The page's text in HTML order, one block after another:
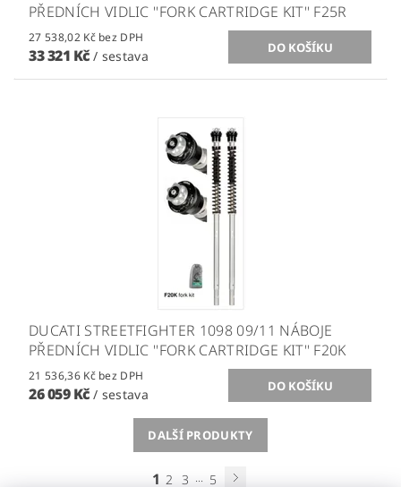
PŘEDNÍCH VIDLIC ''FORK CARTRIDGE KIT'' F25R
27 538,02 Kč bez DPH
33 321 Kč/ sestava
DUCATI STREETFIGHTER 1098 09/11 NÁBOJE
PŘEDNÍCH VIDLIC ''FORK CARTRIDGE KIT'' F20K
21 536,36 Kč bez DPH
26 059 Kč/ sestava
DALŠÍ PRODUKTY
1 2 3 5